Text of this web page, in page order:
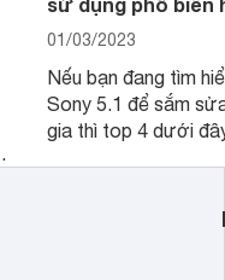
01/03/2023
Nếu bạn đang tìm
Sony 5.1 để sắm
gia thì top 4 dưới